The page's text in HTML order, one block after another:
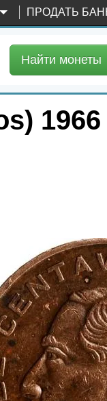
ПРОДАТЬ
Найти монеты
1966